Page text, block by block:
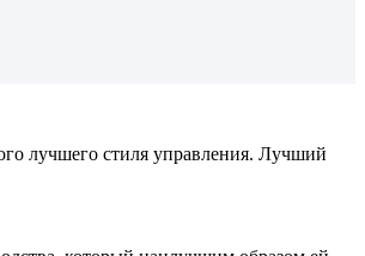
лучшего стиля управления. Лучший